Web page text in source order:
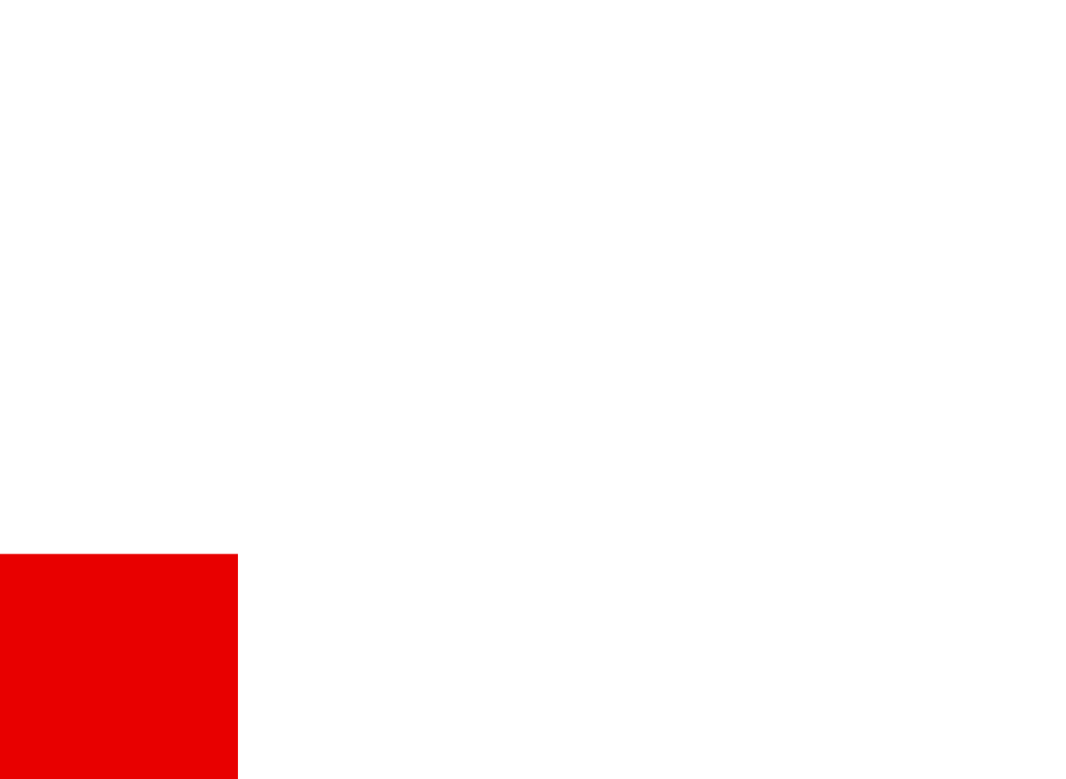
našim kompletním produktovým portfoliem.